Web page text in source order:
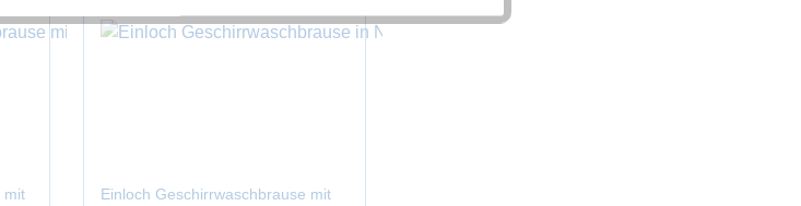
mit
Einloch Geschirrwaschbrause mit